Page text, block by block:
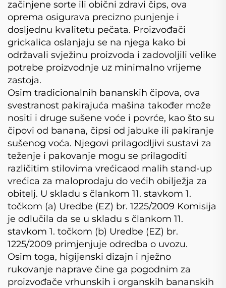
začinjene sorte ili obični zdravi čips, ova
oprema osigurava precizno punjenje i
dosljednu kvalitetu pečata. Proizvođači
grickalica oslanjaju se na njega kako bi
održavali svježinu proizvoda i zadovoljili velike
potrebe proizvodnje uz minimalno vrijeme
zastoja.
Osim tradicionalnih bananskih čipova, ova
svestranost pakirajuća mašina također može
nositi i druge sušene voće i povrće, kao što su
čipovi od banana, čipsi od jabuke ili pakiranje
sušenog voća. Njegovi prilagodljivi sustavi za
teženje i pakovanje mogu se prilagoditi
različitim stilovima vrećicaod malih stand-up
vrećica za maloprodaju do većih obilježja za
obitelj. U skladu s člankom 11. stavkom 1.
točkom (a) Uredbe (EZ) br. 1225/2009 Komisija
je odlučila da se u skladu s člankom 11.
stavkom 1. točkom (b) Uredbe (EZ) br.
1225/2009 primjenjuje odredba o uvozu.
Osim toga, higijenski dizajn i nježno
rukovanje naprave čine ga pogodnim za
proizvođače vrhunskih i organskih bananskih